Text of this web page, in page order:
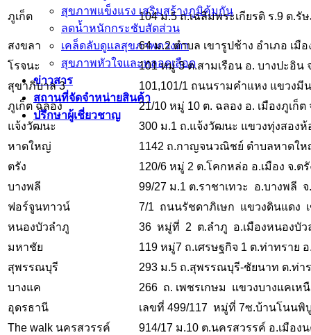
สุขภาพแข็งแรง เสริมสร้างภูมิคุ้มกัน
ลดน้ำหนักกระชับสัดส่วน
เคล็ดลับดูแลสุขภาพดวงตา
สุขภาพหัวใจและหลอดเลือด
ข่าวสาร
สถานที่จัดจำหน่ายสินค้า
ปรึกษาผู้เชี่ยวชาญ
ภูเก็ต 104 ม.5 ถ.เฉลิมพระเกียรติ ร.9 ต.รั
สงขลา
64 ม.2 ตำบล เขารูปช้าง อำเภอ เมื
โรจนะ
101 หมู่ 3 ต.สามเรือน อ. บางปะอิน
สุขาภิบาล 3
101,101/1 ถนนรามคำแหง แขวงมี
ภูเก็ต ฉลอง
21/10 หมู่ 10 ต. ฉลอง อ. เมืองภูเก็ต
แจ้งวัฒนะ
300 ม.1 ถ.แจ้งวัฒนะ แขวงทุ่งสองห้
หาดใหญ่
1142 ถ.กาญจนวณิชย์ ตำบลหาดให
ตรัง
120/6 หมู่ 2 ต.โคกหล่อ อ.เมือง จ.ตรั
บางพลี
99/27 ม.1 ต.ราชาเทวะ อ.บางพลี
ฟอร์จูนทาวน์
7/1 ถนนรัชดาภิเษก แขวงดินแดง
หนองบัวลำภู
36 หมู่ที่ 2 ต.ลำภู อ.เมืองหนองบัว
มหาชัย
119 หมู่7 ถ.เศรษฐกิจ 1 ต.ท่าทราย
สุพรรณบุรี
293 ม.5 ถ.สุพรรณบุรี-ชัยนาท ต.ท่า
บางแค
266 ถ. เพชรเกษม แขวงบางแคเห
อุดรธานี
เลขที่ 499/117 หมู่ที่ 7ซ.บ้านโนนพิ
The walk นครสวรรค์
914/17 ม.10 ต.นครสวรรค์ อ.เมือง